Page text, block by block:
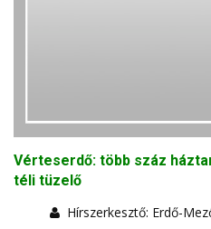
Vérteserdő: több száz
téli tüzelő
Hírszerkesztő: Erdő-